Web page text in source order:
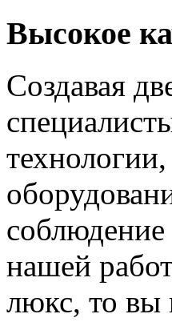
Высокое
Создавая
нашей
люкс, то вы